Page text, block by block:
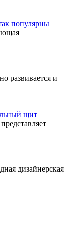
популярны
развивается и
щит
дизайнерская